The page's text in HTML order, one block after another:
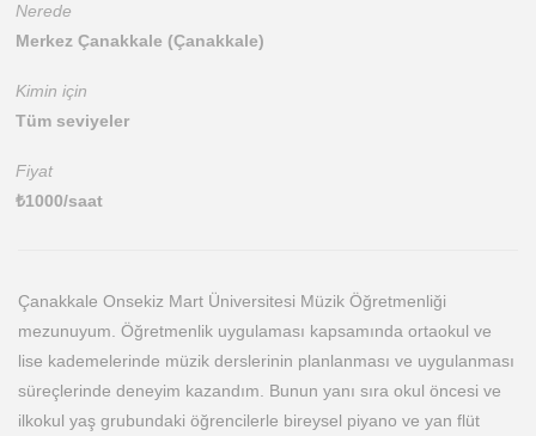
Nerede
Merkez Çanakkale (Çanakkale)
Kimin için
Tüm seviyeler
Fiyat
₺1000/saat
Çanakkale Onsekiz Mart Üniversitesi Müzik Öğretmenliği
mezunuyum. Öğretmenlik uygulaması kapsamında ortaokul ve
lise kademelerinde müzik derslerinin planlanması ve uygulanması
süreçlerinde deneyim kazandım. Bunun yanı sıra okul öncesi ve
ilkokul yaş grubundaki öğrencilerle bireysel piyano ve yan flüt